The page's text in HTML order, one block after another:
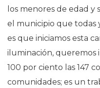
los menores de edad
el municipio que todas
es que iniciamos esta
iluminación, queremos
100 por ciento las 147
comunidades; es un